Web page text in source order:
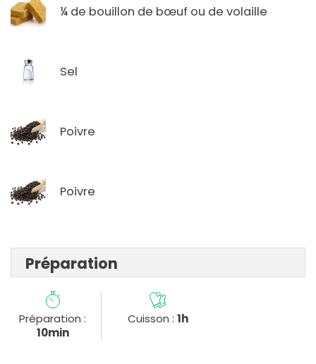
¼ de bouillon de bœuf ou de volaille
Sel
Poivre
Poivre
Préparation
Préparation :
10min
Cuisson : 1h